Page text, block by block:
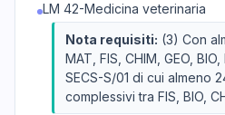
LM 42-Medicina veterinaria
Nota requisiti: (3) Con
MAT, FIS, CHIM, GEO, BIO,
SECS-S/01 di cui almeno
complessivi tra FIS, BIO,